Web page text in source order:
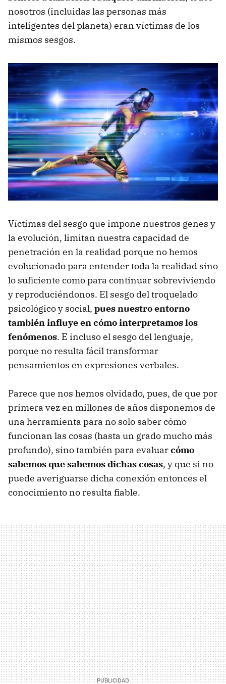
nosotros (incluidas las personas más
inteligentes del planeta) eran víctimas de los
mismos sesgos.
Víctimas del sesgo que impone nuestros genes y
la evolución, limitan nuestra capacidad de
penetración en la realidad porque no hemos
evolucionado para entender toda la realidad sino
lo suficiente como para continuar sobreviviendo
y reproduciéndonos. El sesgo del troquelado
psicológico y social, pues nuestro entorno
también influye en cómo interpretamos los
fenómenos. E incluso el sesgo del lenguaje,
porque no resulta fácil transformar
pensamientos en expresiones verbales.
Parece que nos hemos olvidado, pues, de que por
primera vez en millones de años disponemos de
una herramienta para no solo saber cómo
funcionan las cosas (hasta un grado mucho más
profundo), sino también para evaluarcómo
sabemos que sabemos dichas cosas, y que si no
puede averiguarse dicha conexión entonces el
conocimiento no resulta fiable.